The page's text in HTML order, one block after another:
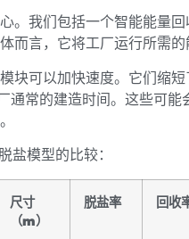
。我们包括一个智能能量
而言，它将工厂运行所需的
块可以加快速度。它们缩
通常的建造时间。这些可能
盐模型的比较：
尺寸
（m）
脱盐率 回收